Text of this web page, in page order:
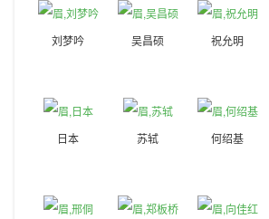
刘梦吟 吴昌硕 祝允明
日本 苏轼 何绍基